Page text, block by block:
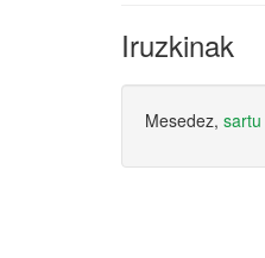
Iruzkinak
Mesedez, sartu